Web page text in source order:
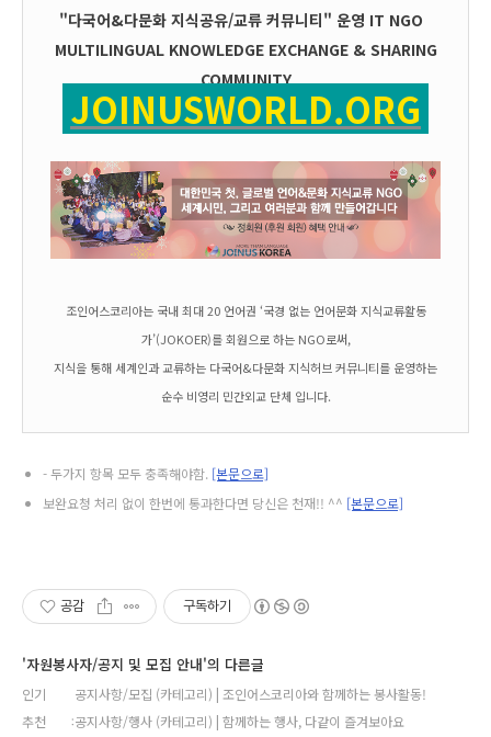
"다국어&다문화 지식공유/교류 커뮤니티" 운영 IT NGO
MULTILINGUAL KNOWLEDGE EXCHANGE & SHARING
COMMUNITY
JOINUSWORLD.ORG
조인어스코리아는 국내 최대 20 언어권 ‘국경 없는 언어문화 지식교류활동
가’(JOKOER)를 회원으로 하는 NGO로써,
지식을 통해 세계인과 교류하는 다국어&다문화 지식허브 커뮤니티를 운영하는
순수 비영리 민간외교 단체 입니다.
- 두가지 항목 모두 충족해야함. [본문으로]
보완요청 처리 없이 한번에 통과한다면 당신은 천재!! ^^ [본문으로]
공감 구독하기
'자원봉사자/공지 및 모집 안내'의 다른글
인기
공지사항/모집 (카테고리) | 조인어스코리아와 함께하는 봉사활동!
추천
공지사항/행사 (카테고리) | 함께하는 행사, 다같이 즐겨보아요